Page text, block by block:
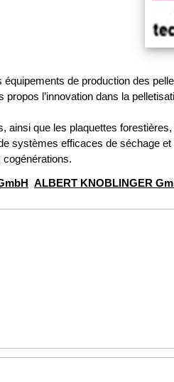
de production des
l’innovation dans la
que les plaquettes
systèmes efficaces de séchage
ALBERT KNOBLINGER